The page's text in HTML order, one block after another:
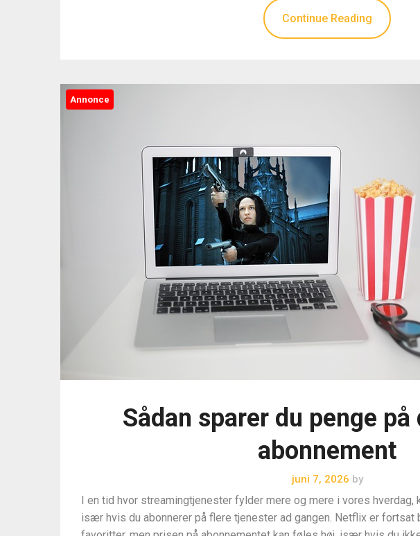
Continue Reading
Annonce
Sådan sparer du penge
abonnement
juni 7, 2026 by
I en tid hvor streamingtjenester fylder mere og mere i vores
især hvis du abonnerer på flere tjenester ad gangen. Netflix er fortsat